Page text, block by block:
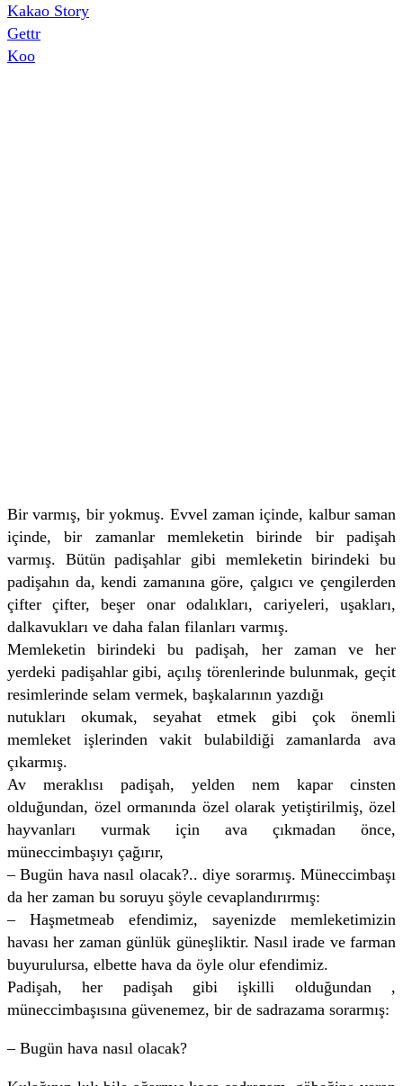
Kakao Story
Gettr
Koo
Bir varmış, bir yokmuş. Evvel zaman içinde, kalbur saman
içinde, bir zamanlar memleketin birinde bir padişah
varmış. Bütün padişahlar gibi memleketin birindeki bu
padişahın da, kendi zamanına göre, çalgıcı ve çengilerden
çifter çifter, beşer onar odalıkları, cariyeleri, uşakları,
dalkavukları ve daha falan filanları varmış.
Memleketin birindeki bu padişah, her zaman ve her
yerdeki padişahlar gibi, açılış törenlerinde bulunmak, geçit
resimlerinde selam vermek, başkalarının yazdığı
nutukları okumak, seyahat etmek gibi çok önemli
memleket işlerinden vakit bulabildiği zamanlarda ava
çıkarmış.
Av meraklısı padişah, yelden nem kapar cinsten
olduğundan, özel ormanında özel olarak yetiştirilmiş, özel
hayvanları vurmak için ava çıkmadan önce,
müneccimbaşıyı çağırır,
– Bugün hava nasıl olacak?.. diye sorarmış. Müneccimbaşı
da her zaman bu soruyu şöyle cevaplandırırmış:
– Haşmetmeab efendimiz, sayenizde memleketimizin
havası her zaman günlük güneşliktir. Nasıl irade ve farman
buyurulursa, elbette hava da öyle olur efendimiz.
Padişah, her padişah gibi işkilli olduğundan ,
müneccimbaşısına güvenemez, bir de sadrazama sorarmış:
– Bugün hava nasıl olacak?